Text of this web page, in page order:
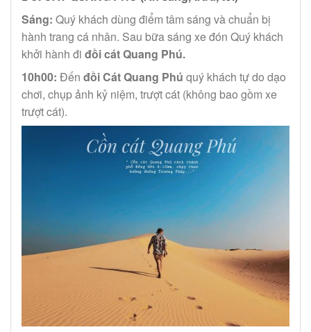
Sáng: Quý khách dùng điểm tâm sáng và chuẩn bị
hành trang cá nhân. Sau bữa sáng xe đón Quý khách
khởi hành đi đồi cát Quang Phú.
10h00: Đến đồi Cát Quang Phú quý khách tự do dạo
chơi, chụp ảnh kỷ niệm, trượt cát (không bao gồm xe
trượt cát).